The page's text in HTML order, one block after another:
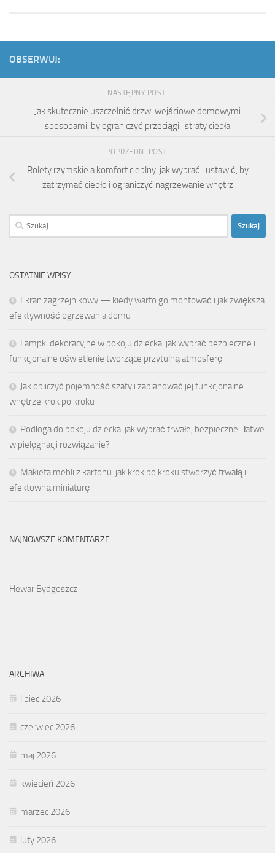
OBSERWUJ:
NASTĘPNY POST
Jak skutecznie uszczelnić drzwi wejściowe domowymi
sposobami, by ograniczyć przeciągi i straty ciepła
POPRZEDNI POST
Rolety rzymskie a komfort cieplny: jak wybrać i ustawić, by
zatrzymać ciepło i ograniczyć nagrzewanie wnętrz
Szukaj:
OSTATNIE WPISY
Ekran zagrzejnikowy — kiedy warto go montować i jak zwiększa
efektywność ogrzewania domu
Lampki dekoracyjne w pokoju dziecka: jak wybrać bezpieczne i
funkcjonalne oświetlenie tworzące przytulną atmosferę
Jak obliczyć pojemność szafy i zaplanować jej funkcjonalne
wnętrze krok po kroku
Podłoga do pokoju dziecka: jak wybrać trwałe, bezpieczne i łatwe
w pielęgnacji rozwiązanie?
Makieta mebli z kartonu: jak krok po kroku stworzyć trwałą i
efektowną miniaturę
NAJNOWSZE KOMENTARZE
Hewar Bydgoszcz
ARCHIWA
lipiec 2026
czerwiec 2026
maj 2026
kwiecień 2026
marzec 2026
luty 2026